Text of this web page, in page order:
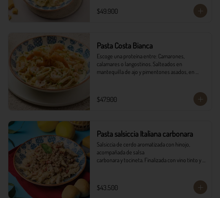
$49.900
Pasta Costa Bianca
Escoge una proteína entre: Camarones,
calamares o langostinos. Salteados en
mantequilla de ajo y pimentones asados, en
$47.900
Pasta salsiccia Italiana carbonara
Salsiccia de cerdo aromatizada con hinojo,
acompañada de salsa
carbonara y tocineta. Finalizada con vino tinto y
$43.500